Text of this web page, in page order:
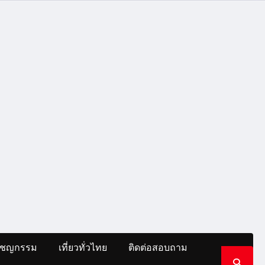
ญกรรม เที่ยวทั่วไทย ติดต่อสอบถาม